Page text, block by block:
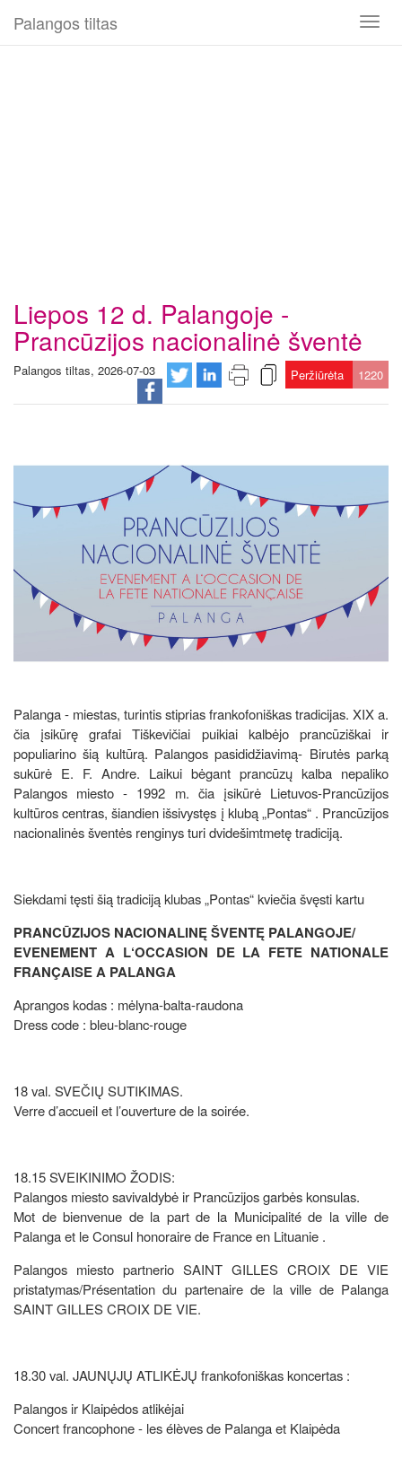
Toggle
Palangos tiltas
Liepos 12 d. Palangoje -
Prancūzijos nacionalinė šventė
Palangos tiltas, 2026-07-03 Peržiūrėta 1220
Palanga - miestas, turintis stiprias frankofoniškas tradicijas. XIX a.
čia įsikūrę grafai Tiškevičiai puikiai kalbėjo prancūziškai ir
populiarino šią kultūrą. Palangos pasididžiavimą- Birutės parką
sukūrė E. F. Andre. Laikui bėgant prancūzų kalba nepaliko
Palangos miesto - 1992 m. čia įsikūrė Lietuvos-Prancūzijos
kultūros centras, šiandien išsivystęs į klubą „Pontas“ . Prancūzijos
nacionalinės šventės renginys turi dvidešimtmetę tradiciją.
Siekdami tęsti šią tradiciją klubas „Pontas“ kviečia švęsti kartu
PRANCŪZIJOS NACIONALINĘ ŠVENTĘ PALANGOJE/
EVENEMENT A L‘OCCASION DE LA FETE NATIONALE
FRANÇAISE A PALANGA
Aprangos kodas : mėlyna-balta-raudona
Dress code : bleu-blanc-rouge
18 val. SVEČIŲ SUTIKIMAS.
Verre d’accueil et l’ouverture de la soirée.
18.15 SVEIKINIMO ŽODIS:
Palangos miesto savivaldybė ir Prancūzijos garbės konsulas.
Mot de bienvenue de la part de la Municipalité de la ville de
Palanga et le Consul honoraire de France en Lituanie .
Palangos miesto partnerio SAINT GILLES CROIX DE VIE
pristatymas/Présentation du partenaire de la ville de Palanga
SAINT GILLES CROIX DE VIE.
18.30 val. JAUNŲJŲ ATLIKĖJŲ frankofoniškas koncertas :
Palangos ir Klaipėdos atlikėjai
Concert francophone - les élèves de Palanga et Klaipėda